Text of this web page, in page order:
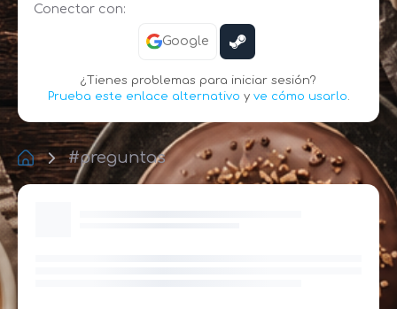
Conectar con:
Google
¿Tienes problemas para iniciar sesión?
Prueba este enlace alternativo y ve cómo usarlo
#preguntas